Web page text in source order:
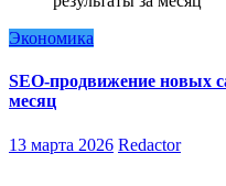
Экономика
SEO-продвижение новых
месяц
13 марта 2026 Redactor